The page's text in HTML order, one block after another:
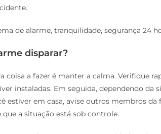
de alarme, tranquilidade, segurança 24
disparar?
coisa a fazer é manter a calma. Verifique
instaladas. Em seguida, dependendo da
estiver em casa, avise outros membros
a situação está sob controle.